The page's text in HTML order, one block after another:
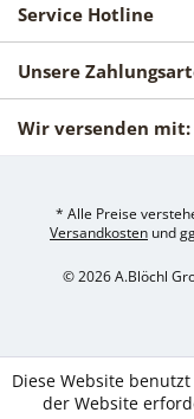
Service Hotline
Unsere
Wir versenden mit:
* Alle Preise
Versandkosten und
© 2026 A.Blöchl
Diese Website
der Website